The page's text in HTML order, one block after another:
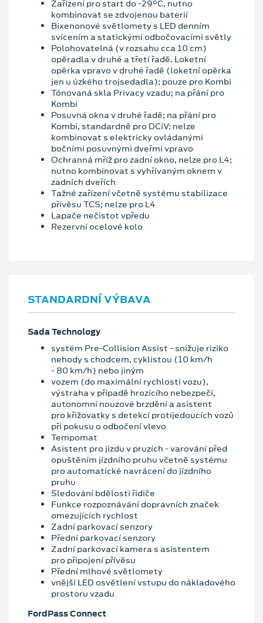
Zařízení pro start do -29°C, nutno
kombinovat se zdvojenou baterií
Bixenonové světlomety s LED denním
svícením a statickými odbočovacími světly
Polohovatelná (v rozsahu cca 10 cm)
opěradla v druhé a třetí řadě. Loketní
opěrka vpravo v druhé řadě (loketní opěrka
jen u úzkého trojsedadla); pouze pro Kombi
Tónovaná skla Privacy vzadu; na přání pro
Kombi
Posuvná okna v druhé řadě; na přání pro
Kombi, standardně pro DCiV; nelze
kombinovat s elektricky ovládanými
bočními posuvnými dveřmi vpravo
Ochranná mříž pro zadní okno, nelze pro L4;
nutno kombinovat s vyhřívaným oknem v
zadních dveřích
Tažné zařízení včetně systému stabilizace
přívěsu TCS; nelze pro L4
Lapače nečistot vpředu
Rezervní ocelové kolo
STANDARDNÍ VÝBAVA
Sada Technology
systém Pre-Collision Assist - snižuje riziko
nehody s chodcem, cyklistou (10 km/h
- 80 km/h) nebo jiným
vozem (do maximální rychlosti vozu),
výstraha v případě hrozícího nebezpečí,
autonomní nouzové brzdění a asistent
pro křižovatky s detekcí protijedoucích vozů
při pokusu o odbočení vlevo
Tempomat
Asistent pro jízdu v pruzích - varování před
opuštěním jízdního pruhu včetně systému
pro automatické navrácení do jízdního
pruhu
Sledování bdělosti řidiče
Funkce rozpoznávání dopravních značek
omezujících rychlost
Zadní parkovací senzory
Přední parkovací senzory
Zadní parkovací kamera s asistentem
pro připojení přívěsu
Přední mlhové světlomety
vnější LED osvětlení vstupu do nákladového
prostoru vzadu
FordPass Connect